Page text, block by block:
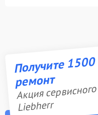
Получите
ремонт
Акция
Liebherr